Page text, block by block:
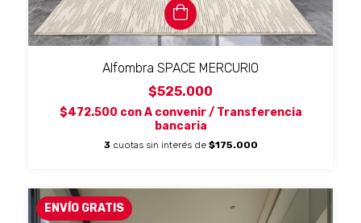
Alfombra SPACE MERCURIO
$525.000
$472.500 con A convenir / Transferencia
bancaria
3 cuotas sin interés de $175.000
ENVÍO GRATIS